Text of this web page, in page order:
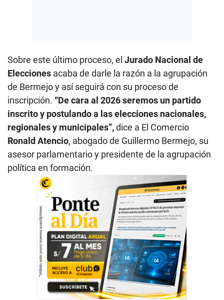
Sobre este último proceso, el Jurado Nacional de
Elecciones acaba de darle la razón a la agrupación
de Bermejo y así seguirá con su proceso de
inscripción. “De cara al 2026 seremos un partido
inscrito y postulando a las elecciones nacionales,
regionales y municipales”,dice a El Comercio
Ronald Atencio, abogado de Guillermo Bermejo, su
asesor parlamentario y presidente de la agrupación
política en formación.